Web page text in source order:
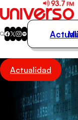
Actualidad
Música
Programas
Podcasts
Destacados
Actualidad